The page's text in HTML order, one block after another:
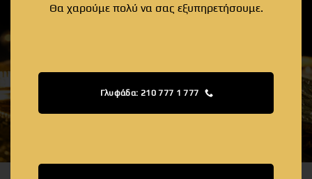
Θα χαρούμε πολύ να σας εξυπηρετήσουμε.
Γλυφάδα: 210 777 1 777